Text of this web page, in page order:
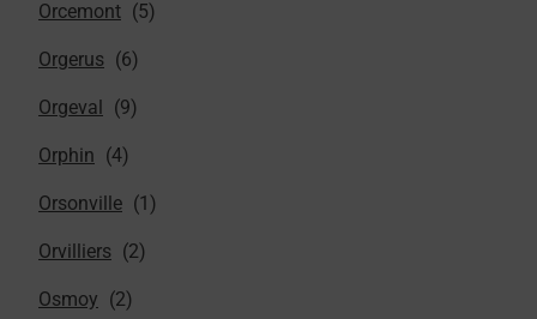
Orcemont
Orgerus
Orgeval
Orphin
Orsonville
Orvilliers
Osmoy